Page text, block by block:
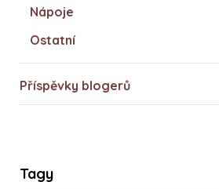
Nápoje
Ostatní
Příspěvky blogerů
Tagy